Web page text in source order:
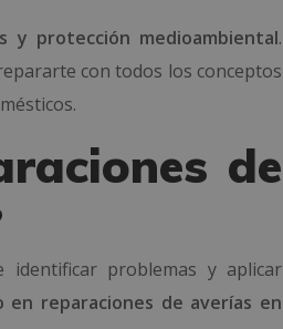
y protección medioambiental.
con todos los conceptos
de
identificar problemas y aplicar
en reparaciones de averías en